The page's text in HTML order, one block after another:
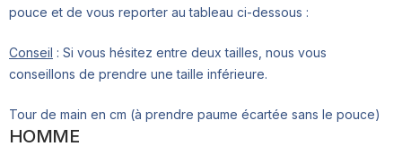
pouce et de vous reporter au tableau ci-dessous :
Conseil : Si vous hésitez entre deux tailles, nous vous
conseillons de prendre une taille inférieure.
Tour de main en cm (à prendre paume écartée sans le pouce)
HOMME